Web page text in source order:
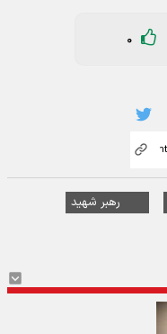
0
رهبر شهید